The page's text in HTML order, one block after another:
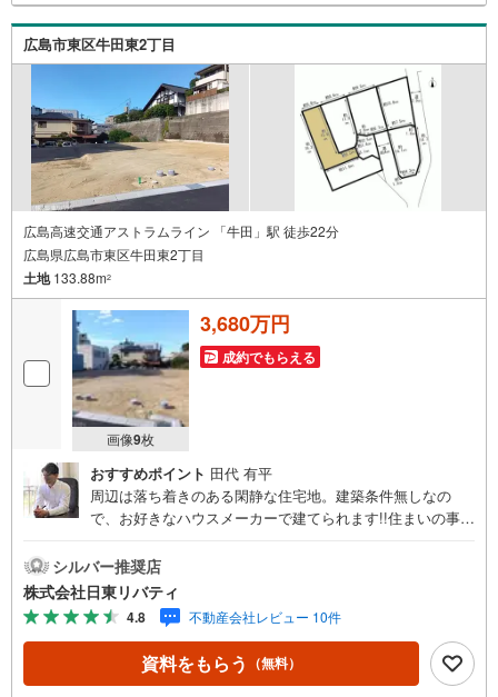
できました。「人と人、心と心」これからもこの精神を大
切に、お客様へのサポートをさせて頂きます。株式会社日
東リバティ〒732-0818広島市南区段原日出2丁目2-22-2F
広島市東区牛田東2丁目
広島高速交通アストラムライン 「牛田」駅 徒歩22分
広島県広島市東区牛田東2丁目
土地133.88m2
画像9枚
3,680万円
成約でもらえる
おすすめポイント 田代 有平
周辺は落ち着きのある閑静な住宅地。建築条件無しなの
で、お好きなハウスメーカーで建てられます!!住まいの事な
広告に載っていない物件もご紹介できます。広島市内はも
ちろん廿日市から呉・東広島まで6000物件の豊富な情報
量!!「実際に自分自身が住む家を見て納得して買いたい」広
告では分かり難い物件の長所や短所を現地でご確認できま
す。お気軽にお問い合わせ下さい。TV電話やLINE等でオン
ライン案内も可能です。お気軽にお申し付け下さい。「住
シルバー推奨店
株式会社日東リバティ
4.8 不動産会社レビュー 10件
資料をもらう （無料）